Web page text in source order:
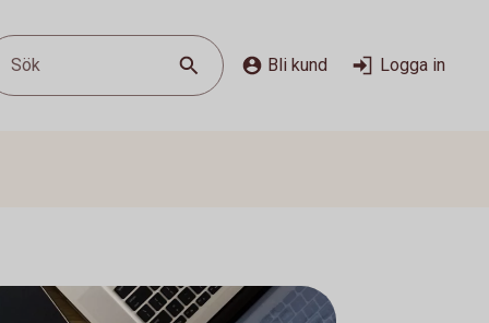
Sök Bli kund Logga in